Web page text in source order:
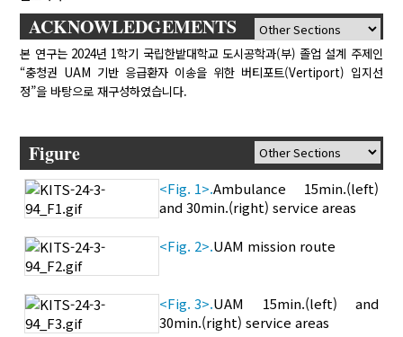
ACKNOWLEDGEMENTS
본 연구는 2024년 1학기 국립한밭대학교 도시공학과(부) 졸업 설계 주제인
“충청권 UAM 기반 응급환자 이송을 위한 버티포트(Vertiport) 입지선
정”을 바탕으로 재구성하였습니다.
Figure
<Fig. 1>.Ambulance 15min.(left)
and 30min.(right) service areas
<Fig. 2>.UAM mission route
<Fig. 3>.UAM 15min.(left) and
30min.(right) service areas